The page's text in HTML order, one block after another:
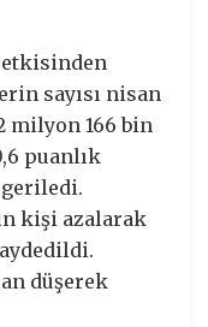
sayısı nisan
milyon 166 bin
puanlık
geriledi.
kişi azalarak
düşerek